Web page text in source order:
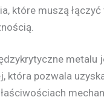
które muszą
metalu
która pozwala